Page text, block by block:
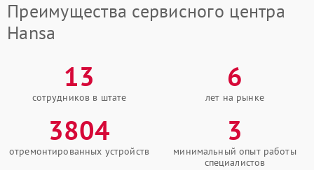
Преимущества сервисного центра
Hansa
13
сотрудников в штате
6
лет на рынке
3804
отремонтированных устройств
3
минимальный опыт работы
специалистов